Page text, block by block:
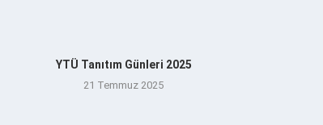
YTÜ Tanıtım Günleri 2025
21 Temmuz 2025